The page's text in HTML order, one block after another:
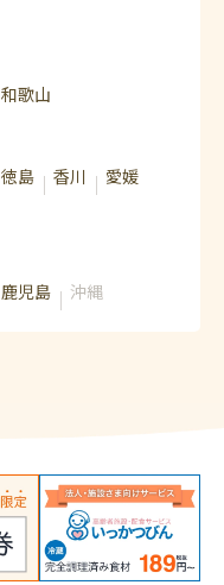
和歌山
徳島 香川
愛媛
鹿児島 沖縄